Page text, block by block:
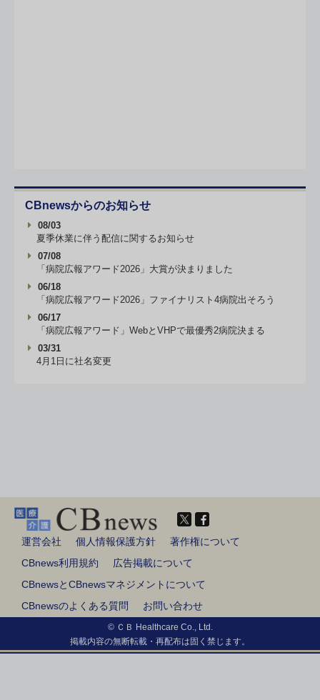
CBnewsからのお知らせ
08/03
夏季休業に伴う配信に関するお知らせ
07/08
「病院広報アワード2026」大賞が決まりました
06/18
「病院広報アワード2026」ファイナリスト4病院出そろう
06/17
「病院広報アワード」WebとVHPで最優秀2病院決まる
03/31
4月1日に社名変更
運営会社 個人情報保護方針
著作権について
CBnews利用規約
広告掲載について
CBnewsとCBnewsマネジメントについて
CBnewsのよくある質問
お問い合わせ
© ＣＢ Healthcare Co., Ltd.
掲載内容の無断転載・再配布は固く禁じます。